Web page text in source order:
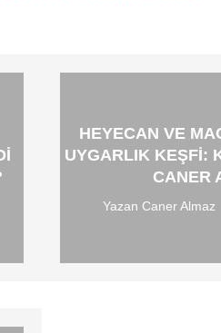
HEYECAN VE
UYGARLIK KEŞFI:
CANER
Yazan Caner Almaz